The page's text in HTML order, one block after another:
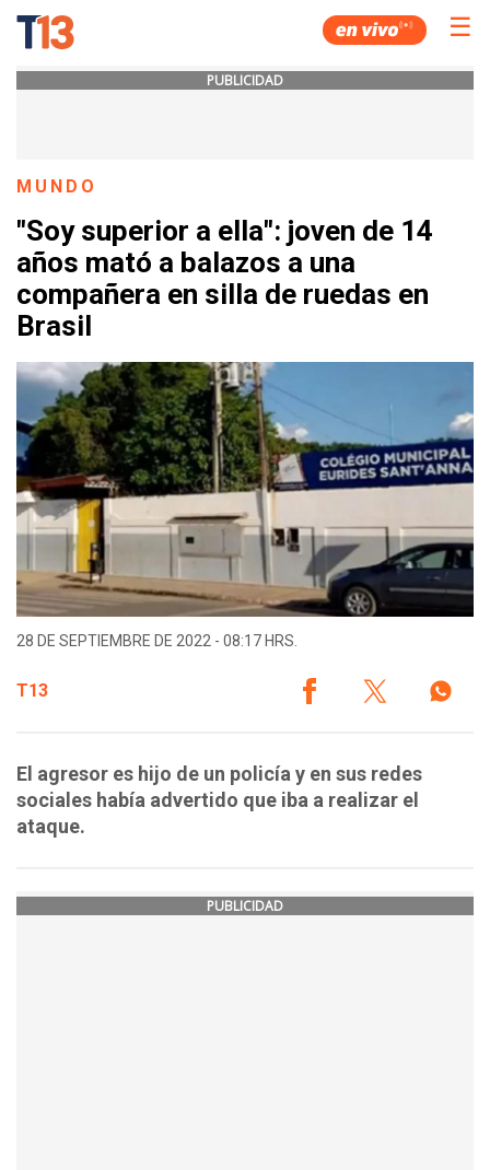
☰
PUBLICIDAD
MUNDO
"Soy superior a ella": joven de 14
años mató a balazos a una
compañera en silla de ruedas en
Brasil
28 DE SEPTIEMBRE DE 2022 - 08:17 HRS.
T13
El agresor es hijo de un policía y en sus redes
sociales había advertido que iba a realizar el
ataque.
PUBLICIDAD